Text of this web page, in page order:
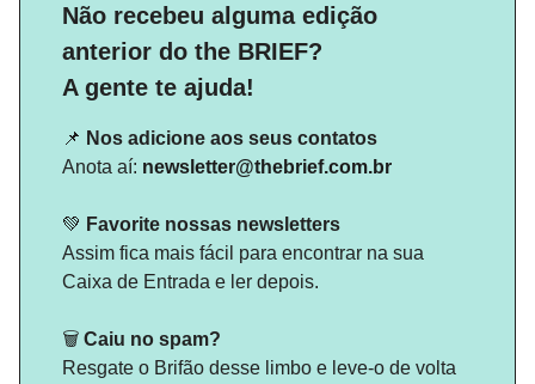
Não recebeu alguma edição
anterior do the BRIEF?
A gente te ajuda!
📌 Nos adicione aos seus contatos
Anota aí: newsletter@thebrief.com.br
💚 Favorite nossas newsletters
Assim fica mais fácil para encontrar na sua
Caixa de Entrada e ler depois.
🗑️ Caiu no spam?
Resgate o Brifão desse limbo e leve-o de volta